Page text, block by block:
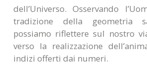
dell’Universo. Osservando
tradizione della geometria
possiamo riflettere sul nostro
verso la realizzazione
indizi offerti dai numeri.